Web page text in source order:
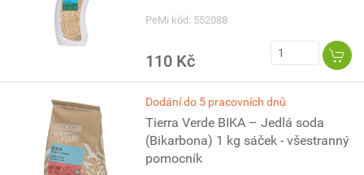
PeMi kód: 552088
110 Kč
Dodání do 5 pracovních dnů
Tierra Verde BIKA – Jedlá soda
(Bikarbona) 1 kg sáček - všestranný
pomocník